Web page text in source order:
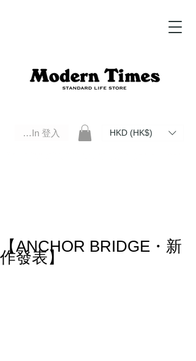
Log In 登入 HKD (HK$)
【ANCHOR BRIDGE・新
作發表】